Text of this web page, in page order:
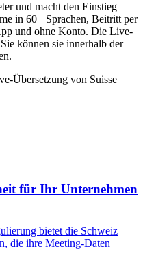
und macht den Einstieg
in 60+ Sprachen, Beitritt per
und ohne Konto. Die Live-
können sie innerhalb der
Übersetzung von Suisse
für Ihr Unternehmen
bietet die Schweiz
die ihre Meeting-Daten